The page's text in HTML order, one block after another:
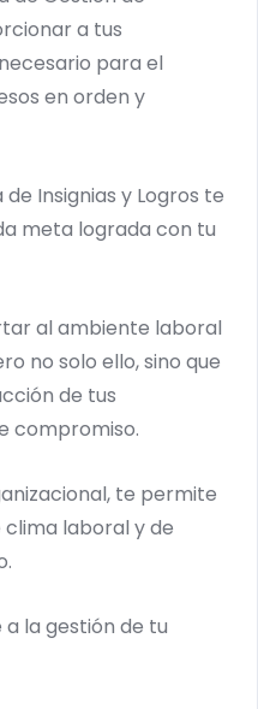
a tus
para el
en orden y
Insignias y Logros te
meta lograda con tu
al ambiente laboral
no solo ello, sino que
de tus
compromiso.
te permite
laboral y de
a la gestión de tu